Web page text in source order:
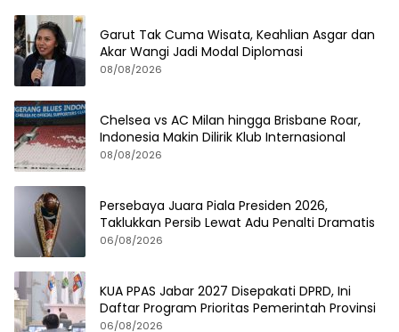
Garut Tak Cuma Wisata, Keahlian Asgar dan
Akar Wangi Jadi Modal Diplomasi
08/08/2026
Chelsea vs AC Milan hingga Brisbane Roar,
Indonesia Makin Dilirik Klub Internasional
08/08/2026
Persebaya Juara Piala Presiden 2026,
Taklukkan Persib Lewat Adu Penalti Dramatis
06/08/2026
KUA PPAS Jabar 2027 Disepakati DPRD, Ini
Daftar Program Prioritas Pemerintah Provinsi
06/08/2026